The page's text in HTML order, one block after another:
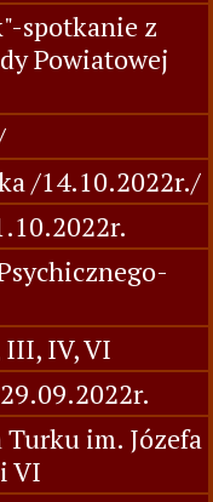
spotkanie z
Powiatowej
/14.10.2022r./
IV, VI
im. Józefa
VI